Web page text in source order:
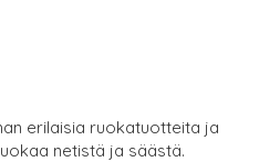
erilaisia ruokatuotteita ja
netistä ja säästä.